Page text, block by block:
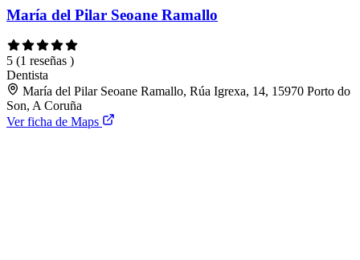
María del Pilar Seoane Ramallo
5 (1 reseñas )
Dentista
María del Pilar Seoane Ramallo, Rúa Igrexa, 14, 15970 Porto do
Son, A Coruña
Ver ficha de Maps